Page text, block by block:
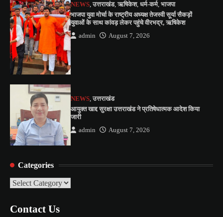
NEWS,उत्तराखंड,ऋषिकेश,धर्म-कर्म,भाजपा
भाजपा युवा मोर्चा के राष्ट्रीय अध्यक्ष तेजस्वी सूर्या सैकड़ों
युवाओं के साथ कांवड़ लेकर पहुंचे वीरभद्र, ऋषिकेश
admin August 7, 2026
NEWS,उत्तराखंड
आयुक्त खाद्द सुरक्षा उत्तराखंड ने प्रतिषेधात्मक आदेश किया
जारी
admin August 7, 2026
Categories
Categories
Contact Us